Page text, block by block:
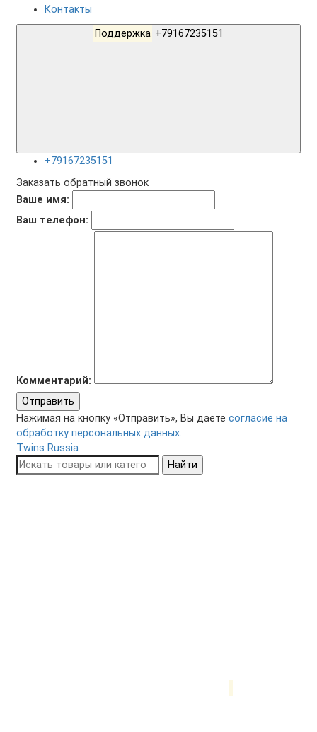
Контакты
Поддержка
+79167235151
Заказать обратный звонок
Ваше имя:
Ваш телефон:
Комментарий:
Отправить
Нажимая на кнопку «Отправить», Вы даете согласие на
обработку персональных данных.
Twins Russia
Найти